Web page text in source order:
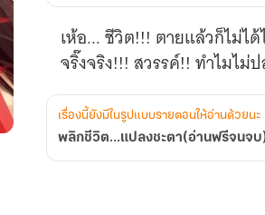
เห้อ... ชีวิต!!! ตายแล้วก็ไม่
จริ๊งจริง!!! สวรรค์!! ทำไมไม่
เรื่องนี้ยังมีในรูปแบบรายตอนให้อ่านด้วยนะ
พลิกชีวิต...แปลงชะตา(อ่านฟรีจน​จบ